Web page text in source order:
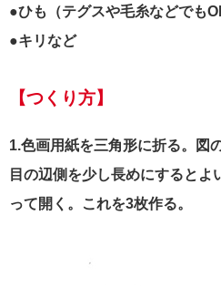
●ひも（テグスや毛糸などでも
●キリなど
【つくり方】
1.色画用紙を三角形に折る。図
目の辺側を少し長めにするとよ
って開く。これを3枚作る。